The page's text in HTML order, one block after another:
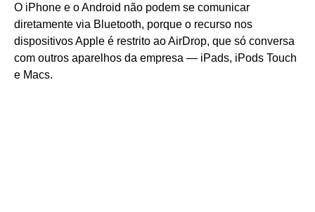
O iPhone e o Android não podem se comunicar
diretamente via Bluetooth, porque o recurso nos
dispositivos Apple é restrito ao AirDrop, que só conversa
com outros aparelhos da empresa — iPads, iPods Touch
e Macs.